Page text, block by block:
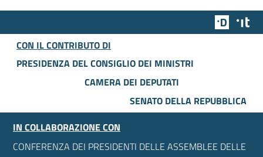
Team
CON IL CONTRIBUTO DI
PRESIDENZA DEL CONSIGLIO DEI MINISTRI
CAMERA DEI DEPUTATI
SENATO DELLA REPUBBLICA
IN COLLABORAZIONE CON
CONFERENZA DEI PRESIDENTI DELLE ASSEMBLEE DELLE